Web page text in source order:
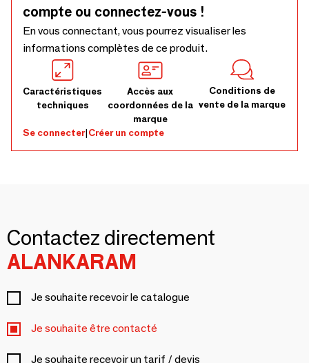
compte ou connectez-vous !
En vous connectant, vous pourrez visualiser les
informations complètes de ce produit.
Caractéristiques
techniques
Accès aux
coordonnées de la
marque
Conditions de
vente de la marque
Se connecter|Créer un compte
Contactez directement
ALANKARAM
Je souhaite recevoir le catalogue
Je souhaite être contacté
Je souhaite recevoir un tarif / devis